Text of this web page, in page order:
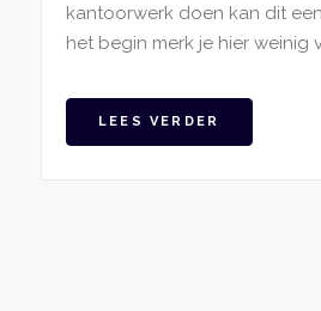
kantoorwerk doen kan dit
het begin merk je hier weinig
LEES VERDER